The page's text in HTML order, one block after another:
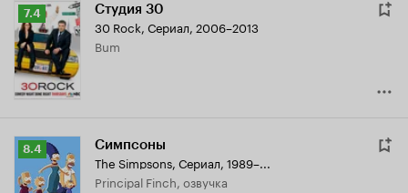
Рейтинг
Кинопоиска
7.4
7.4 Студия 30
30 Rock, Сериал, 2006–2013
Bum
Рейтинг
Кинопоиска
8.4
8.4 Симпсоны
The Simpsons, Сериал, 1989–...
Principal Finch, озвучка